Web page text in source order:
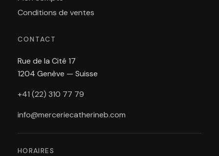
Conditions de ventes
CONTACT
Rue de la Cité 17
1204 Genève — Suisse
+41 (22) 310 77 79
info@merceriecatherineb.com
HORAIRES